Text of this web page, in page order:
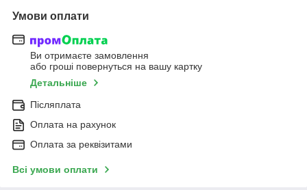
Умови оплати
Ви отримаєте замовлення
або гроші повернуться на вашу картку
Детальніше
Післяплата
Оплата на рахунок
Оплата за реквізитами
Всі умови оплати